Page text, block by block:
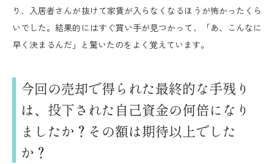
り、入居者さんが抜けて家賃が入らなくなるほうが怖かったくら
いでした。結果的にはすぐ買い手が見つかって、「あ、こんなに
早く決まるんだ」と驚いたのをよく覚えています。
今回の売却で得られた最終的な手残り
は、投下された自己資金の何倍になり
ましたか？その額は期待以上でした
か？